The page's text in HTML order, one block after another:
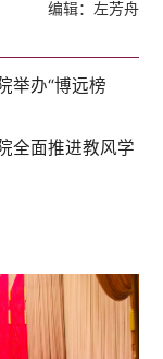
编辑：左芳舟
举办“博远榜
全面推进教风学